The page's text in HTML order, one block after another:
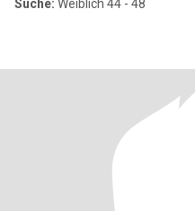
Suche: Weiblich 44 - 48